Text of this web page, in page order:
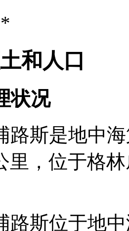
和人口
状况
路斯是地中
里，位于格
路斯位于地